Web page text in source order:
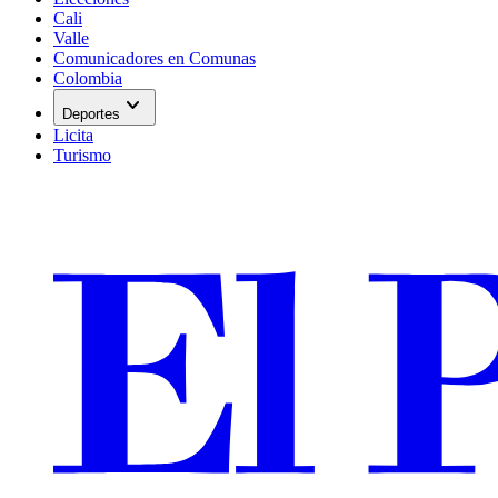
Cali
Valle
Comunicadores en Comunas
Colombia
Deportes expand_more
Licita
Turismo